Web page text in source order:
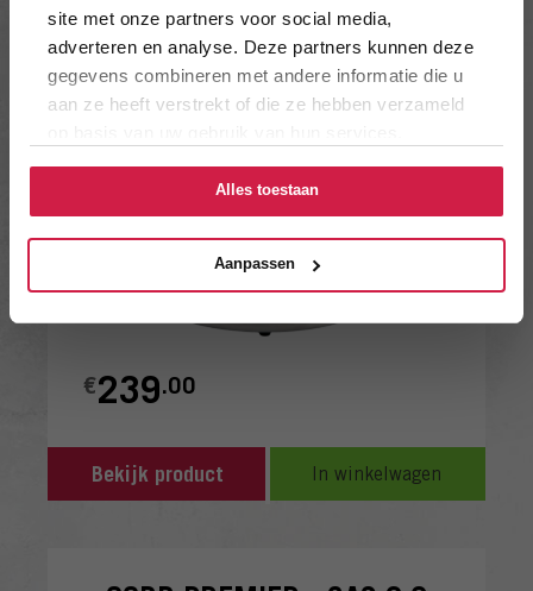
site met onze partners voor social media,
adverteren en analyse. Deze partners kunnen deze
gegevens combineren met andere informatie die u
aan ze heeft verstrekt of die ze hebben verzameld
Alles toestaan
Aanpassen
€239.00
Bekijk product In winkelwagen